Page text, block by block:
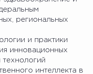
региональных
и практики
инновационных
интеллекта в